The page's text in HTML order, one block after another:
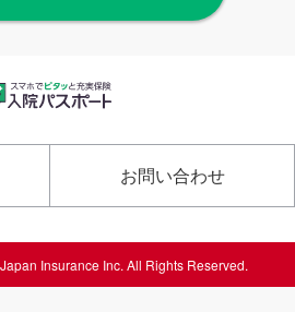
お問い合わせ
Insurance Inc. All Rights Reserved.